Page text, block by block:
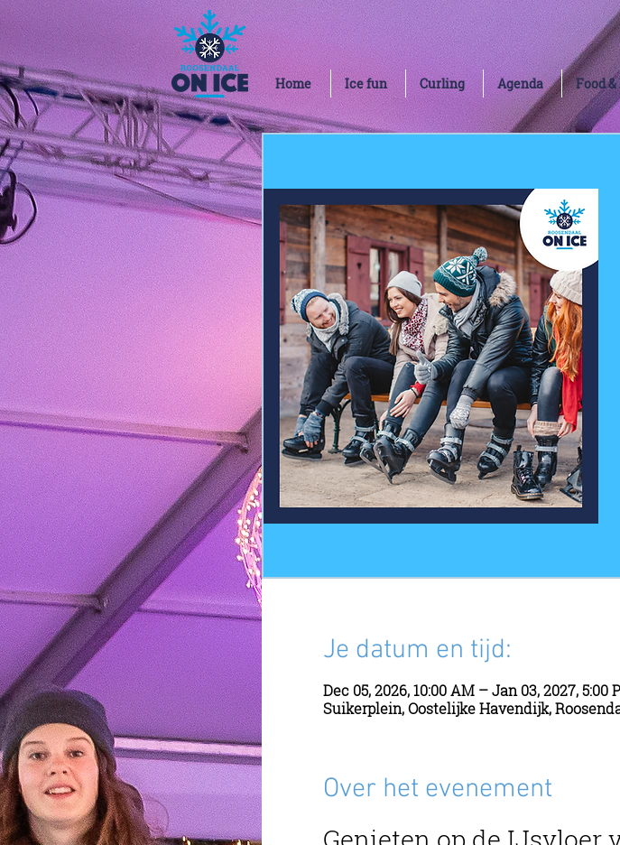
Home Ice fun Curling Agenda Food
Je datum en tijd:
Dec 05, 2026, 10:00 AM – Jan 03, 2027, 5:00
Suikerplein, Oostelijke Havendijk,
Over het evenement